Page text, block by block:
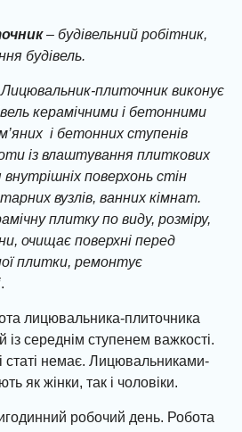
– будівельний робітник,
будівель.
Лицювальник-плиточник виконує
керамічними і бетонними
і бетонних ступенів
із влаштування плиткових
поверхонь стін
вузлів, ванних кімнат.
плитку по виду, розміру,
очищає поверхні перед
плитки, ремонтує
.
лицювальника-плиточника
середнім ступенем важкості.
статі немає. Лицювальниками-
як жінки, так і чоловіки.
робочий день. Робота